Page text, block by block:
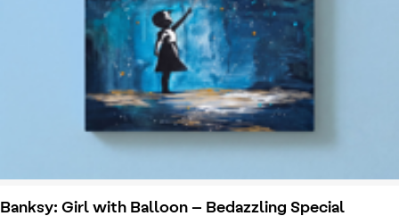
Banksy: Girl with Balloon – Bedazzling Special